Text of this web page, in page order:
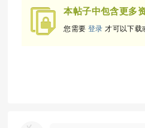
本帖子中包含更多
您需要登录 才可以下载